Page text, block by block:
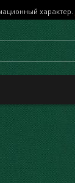
характер.